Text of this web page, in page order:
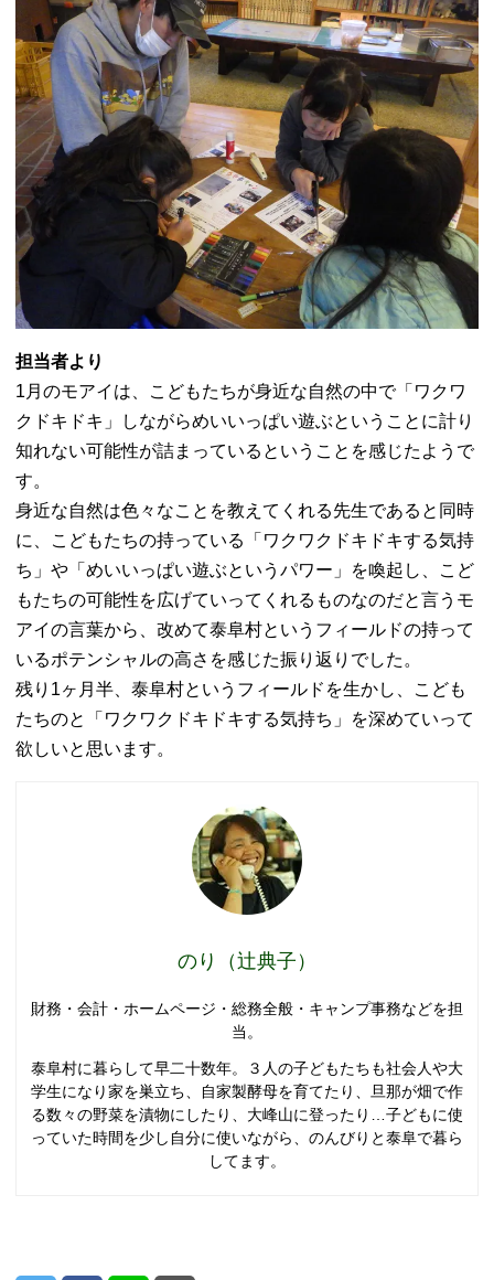
担当者より
1月のモアイは、こどもたちが身近な自然の中で「ワクワ
クドキドキ」しながらめいいっぱい遊ぶということに計り
知れない可能性が詰まっているということを感じたようで
す。
身近な自然は色々なことを教えてくれる先生であると同時
に、こどもたちの持っている「ワクワクドキドキする気持
ち」や「めいいっぱい遊ぶというパワー」を喚起し、こど
もたちの可能性を広げていってくれるものなのだと言うモ
アイの言葉から、改めて泰阜村というフィールドの持って
いるポテンシャルの高さを感じた振り返りでした。
残り1ヶ月半、泰阜村というフィールドを生かし、こども
たちのと「ワクワクドキドキする気持ち」を深めていって
欲しいと思います。
のり（辻典子）
財務・会計・ホームページ・総務全般・キャンプ事務などを担
当。
泰阜村に暮らして早二十数年。３人の子どもたちも社会人や大
学生になり家を巣立ち、自家製酵母を育てたり、旦那が畑で作
る数々の野菜を漬物にしたり、大峰山に登ったり…子どもに使
っていた時間を少し自分に使いながら、のんびりと泰阜で暮ら
してます。